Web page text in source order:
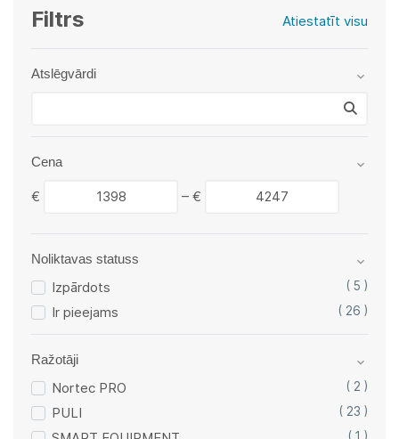
Filtrs Atiestatīt visu
Atslēgvārdi
Cena
€ – €
Noliktavas statuss
Izpārdots ( 5 )
Ir pieejams ( 26 )
Ražotāji
Nortec PRO ( 2 )
PULI ( 23 )